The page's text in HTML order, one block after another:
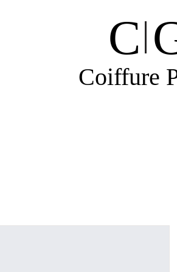
C
Coiffure